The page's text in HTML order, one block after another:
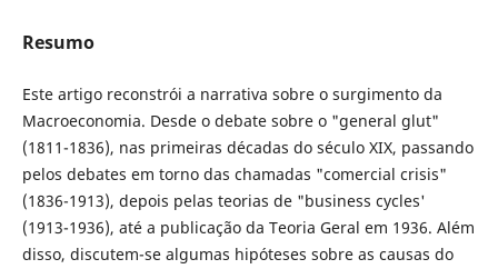
Resumo
Este artigo reconstrói a narrativa sobre o surgimento da
Macroeconomia. Desde o debate sobre o "general glut"
(1811-1836), nas primeiras décadas do século XIX, passando
pelos debates em torno das chamadas "comercial crisis"
(1836-1913), depois pelas teorias de "business cycles'
(1913-1936), até a publicação da Teoria Geral em 1936. Além
disso, discutem-se algumas hipóteses sobre as causas do